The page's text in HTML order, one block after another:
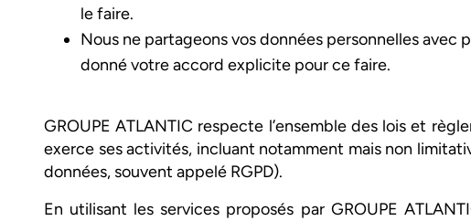
le faire.
Nous ne partageons vos données personnelles avec
donné votre accord explicite pour ce faire.
GROUPE ATLANTIC respecte l’ensemble des lois et
exerce ses activités, incluant notamment mais non
données, souvent appelé RGPD).
En utilisant les services proposés par GROUPE